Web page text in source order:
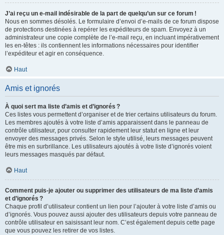
J’ai reçu un e-mail indésirable de la part de quelqu’un sur ce forum !
Nous en sommes désolés. Le formulaire d’envoi d’e-mails de ce forum dispose
de protections destinées à repérer les expéditeurs de spam. Envoyez à un
administrateur une copie complète de l’e-mail reçu, en incluant impérativement
les en-têtes : ils contiennent les informations nécessaires pour identifier
l’expéditeur et agir en conséquence.
Haut
Amis et ignorés
À quoi sert ma liste d’amis et d’ignorés ?
Ces listes vous permettent d’organiser et de trier certains utilisateurs du forum.
Les membres ajoutés à votre liste d’amis apparaissent dans le panneau de
contrôle utilisateur, pour consulter rapidement leur statut en ligne et leur
envoyer des messages privés. Selon le style utilisé, leurs messages peuvent
être mis en surbrillance. Les utilisateurs ajoutés à votre liste d’ignorés voient
leurs messages masqués par défaut.
Haut
Comment puis-je ajouter ou supprimer des utilisateurs de ma liste d’amis
et d’ignorés ?
Chaque profil d’utilisateur contient un lien pour l’ajouter à votre liste d’amis ou
d’ignorés. Vous pouvez aussi ajouter des utilisateurs depuis votre panneau de
contrôle utilisateur en saisissant leur nom. C’est également depuis cette page
que vous pouvez les retirer de vos listes.